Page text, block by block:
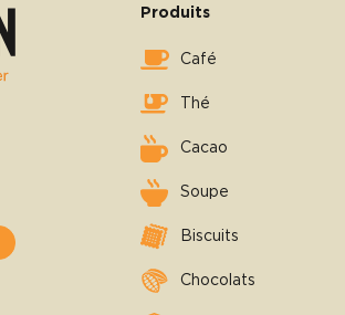
Produits
Café
Thé
Cacao
Soupe
Biscuits
Chocolats